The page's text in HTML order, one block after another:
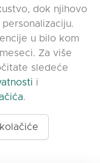
www.quora.com/
Agent-7/Maximizing-
Sva prava
C9 Group
dok njihovo
u bilo kom
Za više
sledeće
i
.